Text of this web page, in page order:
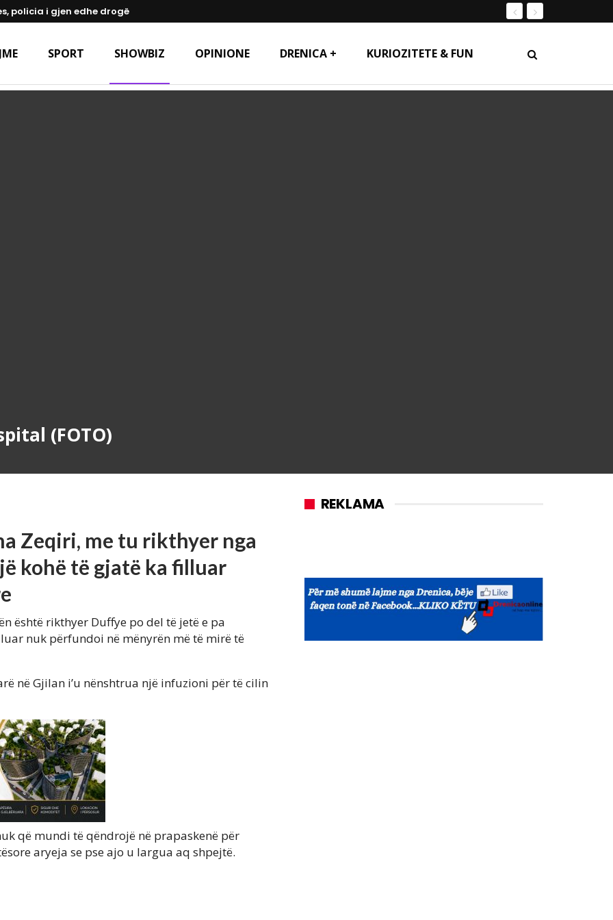
policia i gjen edhe drogë
SPORT SHOWBIZ OPINIONE DRENICA + KURIOZITETE & FUN
(FOTO)
Zeqiri, me tu rikthyer nga
kohë të gjatë ka filluar
është rikthyer Duffye po del të jetë e pa
nuk përfundoi në mënyrën më të mirë të
në Gjilan i’u nënshtrua një infuzioni për të cilin
që mundi të qëndrojë në prapaskenë për
aryeja se pse ajo u largua aq shpejtë.
REKLAMA